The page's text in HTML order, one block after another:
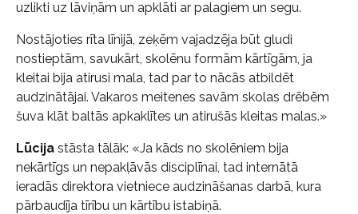
uzlikti uz lāviņām un apklāti ar palagiem un segu.
Nostājoties rīta līnijā, zeķēm vajadzēja būt gludi
nostieptām, savukārt, skolēnu formām kārtīgām, ja
kleitai bija atirusi mala, tad par to nācās atbildēt
audzinātājai. Vakaros meitenes savām skolas drēbēm
šuva klāt baltās apkaklītes un atirušās kleitas malas.»
Lūcija stāsta tālāk: «Ja kāds no skolēniem bija
nekārtīgs un nepakļāvās disciplīnai, tad internātā
ieradās direktora vietniece audzināšanas darbā, kura
pārbaudīja tīrību un kārtību istabiņā.